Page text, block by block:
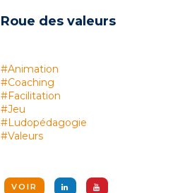
Roue des valeurs
#Animation
#Coaching
#Facilitation
#Jeu
#Ludopédagogie
#Valeurs
VOIR